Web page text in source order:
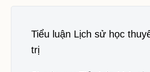
Tiểu luận Lịch sử học
trị